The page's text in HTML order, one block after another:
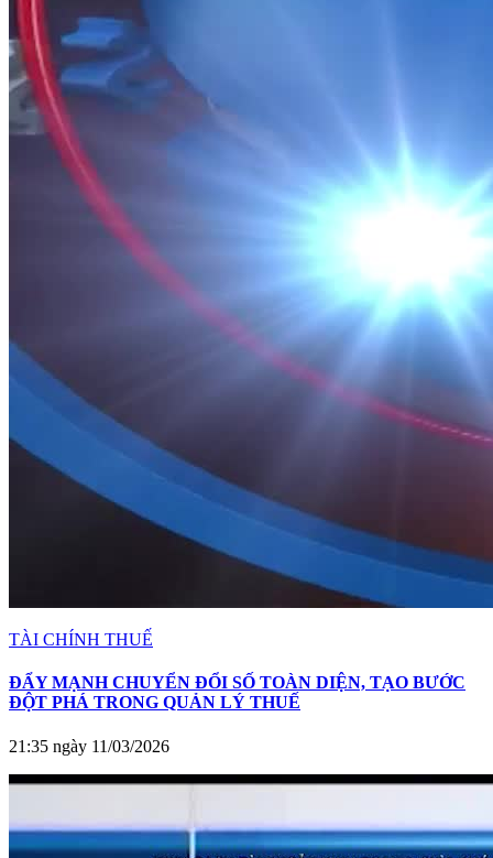
TÀI CHÍNH THUẾ
ĐẨY MẠNH CHUYỂN ĐỔI SỐ TOÀN DIỆN, TẠO BƯỚC
ĐỘT PHÁ TRONG QUẢN LÝ THUẾ
21:35 ngày 11/03/2026